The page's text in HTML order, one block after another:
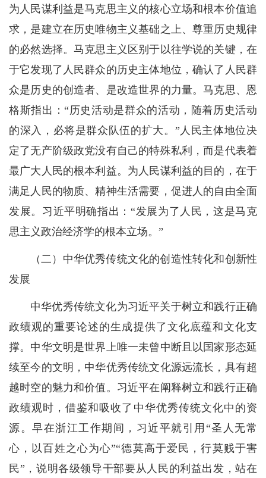
为人民谋利益是马克思主义的核心立场和根本价值追
求，是建立在历史唯物主义基础之上、尊重历史规律
的必然选择。马克思主义区别于以往学说的关键，在
于它发现了人民群众的历史主体地位，确认了人民群
众是历史的创造者、是改造世界的力量。马克思、恩
格斯指出：“历史活动是群众的活动，随着历史活动
的深入，必将是群众队伍的扩大。”人民主体地位决
定了无产阶级政党没有自己的特殊私利，而是代表着
最广大人民的根本利益。为人民谋利益的目的，在于
满足人民的物质、精神生活需要，促进人的自由全面
发展。习近平明确指出：“发展为了人民，这是马克
思主义政治经济学的根本立场。”
（二）中华优秀传统文化的创造性转化和创新性
发展
中华优秀传统文化为习近平关于树立和践行正确
政绩观的重要论述的生成提供了文化底蕴和文化支
撑。中华文明是世界上唯一未曾中断且以国家形态延
续至今的文明，中华优秀传统文化源远流长，具有超
越时空的魅力和价值。习近平在阐释树立和践行正确
政绩观时，借鉴和吸收了中华优秀传统文化中的资
源。早在浙江工作期间，习近平就引用“圣人无常
心，以百姓之心为心”“德莫高于爱民，行莫贱于害
民”，说明各级领导干部要从人民的利益出发，站在